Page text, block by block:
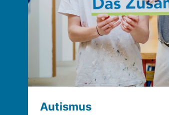
Autismus